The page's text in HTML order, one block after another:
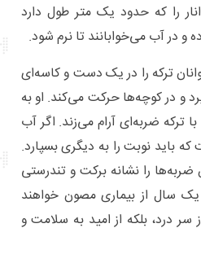
را که حدود یک متر طول دارد
و در آب می‌خوابانند تا نرم شود.
ترکه را در یک دست و کاسه‌ای
و در کوچه‌ها حرکت می‌کند. او به
ترکه ضربه‌ای آرام می‌زند. اگر آب
که باید نوبت را به دیگری بسپارد.
ضربه‌ها را نشانه برکت و تندرستی
یک سال از بیماری مصون خواهند
سر درد، بلکه از امید به سلامت و